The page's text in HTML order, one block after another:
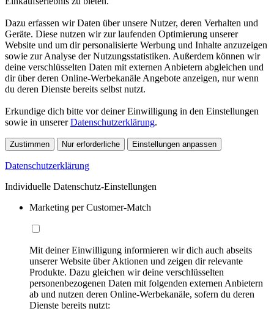
Dazu erfassen wir Daten über unsere Nutzer, deren Verhalten und
Geräte. Diese nutzen wir zur laufenden Optimierung unserer
Website und um dir personalisierte Werbung und Inhalte anzuzeigen
sowie zur Analyse der Nutzungsstatistiken. Außerdem können wir
deine verschlüsselten Daten mit externen Anbietern abgleichen und
dir über deren Online-Werbekanäle Angebote anzeigen, nur wenn
du deren Dienste bereits selbst nutzt.
Erkundige dich bitte vor deiner Einwilligung in den Einstellungen
sowie in unsererDatenschutzerklärung.
Zustimmen Nur erforderliche Einstellungen anpassen
Datenschutzerklärung
Individuelle Datenschutz-Einstellungen
Marketing per Customer-Match
Mit deiner Einwilligung informieren wir dich auch abseits
unserer Website über Aktionen und zeigen dir relevante
Produkte. Dazu gleichen wir deine verschlüsselten
personenbezogenen Daten mit folgenden externen Anbietern
ab und nutzen deren Online-Werbekanäle, sofern du deren
Dienste bereits nutzt: